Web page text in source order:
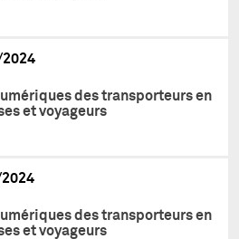
des transporteurs en
et voyageurs
des transporteurs en
et voyageurs